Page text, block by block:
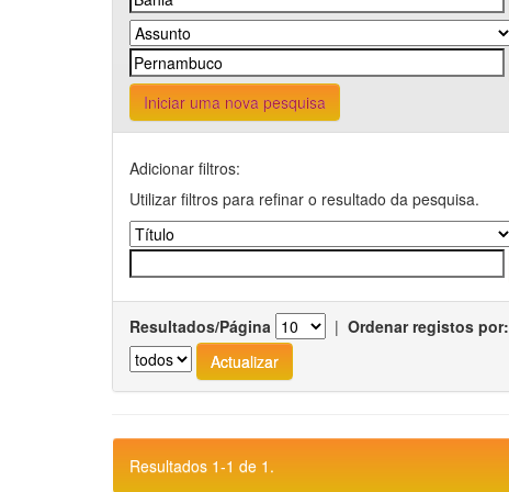
Iniciar uma nova pesquisa
Adicionar filtros:
Utilizar filtros para refinar o resultado da pesquisa.
Resultados/Página | Ordenar registos por:
Resultados 1-1 de 1.